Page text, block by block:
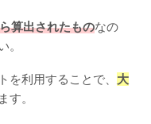
算出されたものなの
。
を利用することで、 大
す。